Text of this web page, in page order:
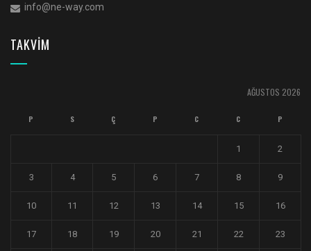
info@ne-way.com
TAKVİM
AĞUSTOS 2026
P S Ç P C C P
1 2
3 4 5 6 7 8 9
10 11 12 13 14 15 16
17 18 19 20 21 22 23